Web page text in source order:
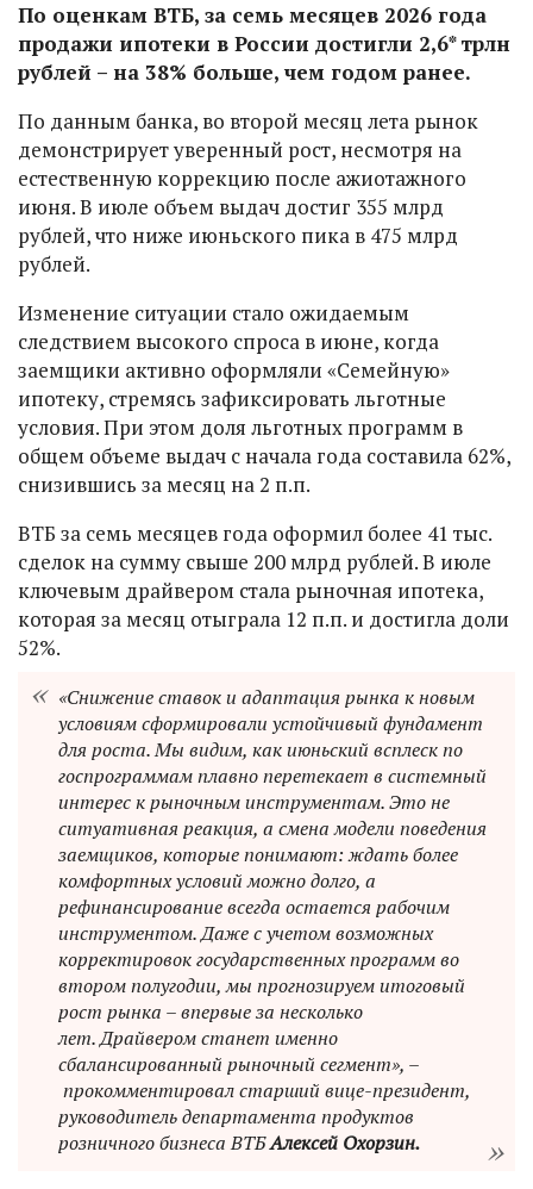
По оценкам ВТБ, за семь месяцев 2026 года
продажи ипотеки в России достигли 2,6* трлн
рублей – на 38% больше, чем годом ранее.
По данным банка, во второй месяц лета рынок
демонстрирует уверенный рост, несмотря на
естественную коррекцию после ажиотажного
июня. В июле объем выдач достиг 355 млрд
рублей, что ниже июньского пика в 475 млрд
рублей.
Изменение ситуации стало ожидаемым
следствием высокого спроса в июне, когда
заемщики активно оформляли «Семейную»
ипотеку, стремясь зафиксировать льготные
условия. При этом доля льготных программ в
общем объеме выдач с начала года составила 62%,
снизившись за месяц на 2 п.п.
ВТБ за семь месяцев года оформил более 41 тыс.
сделок на сумму свыше 200 млрд рублей. В июле
ключевым драйвером стала рыночная ипотека,
которая за месяц отыграла 12 п.п. и достигла доли
52%.
«Снижение ставок и адаптация рынка к новым
условиям сформировали устойчивый фундамент
для роста. Мы видим, как июньский всплеск по
госпрограммам плавно перетекает в системный
интерес к рыночным инструментам. Это не
ситуативная реакция, а смена модели поведения
заемщиков, которые понимают: ждать более
комфортных условий можно долго, а
рефинансирование всегда остается рабочим
инструментом. Даже с учетом возможных
корректировок государственных программ во
втором полугодии, мы прогнозируем итоговый
рост рынка – впервые за несколько
лет. Драйвером станет именно
сбалансированный рыночный сегмент», –
прокомментировал старший вице-президент,
руководитель департамента продуктов
розничного бизнеса ВТБАлексей Охорзин.